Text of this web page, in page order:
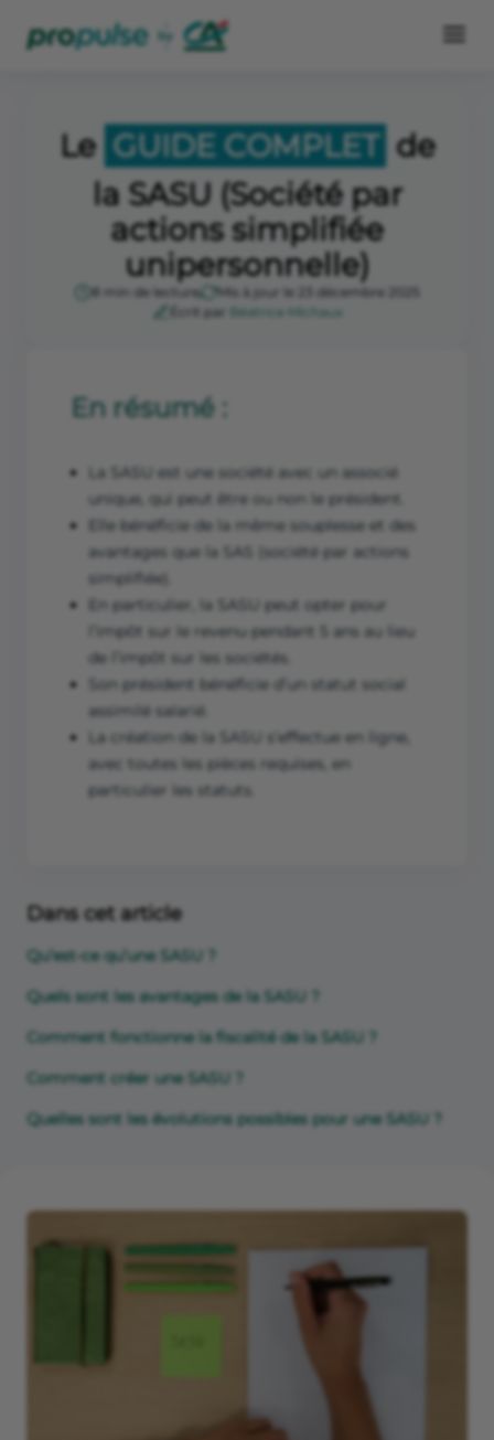
Le GUIDE COMPLET de
la SASU (Société par
actions simplifiée
unipersonnelle)
8 min de lecture
Mis à jour le 23 décembre 2025
Écrit par
Béatrice Michaux
En résumé :
La SASU est une société avec un associé
unique, qui peut être ou non le président.
Elle bénéficie de la même souplesse et des
avantages que la SAS (société par actions
simplifiée).
En particulier, la SASU peut opter pour
l’impôt sur le revenu pendant 5 ans au lieu
de l’impôt sur les sociétés.
Son président bénéficie d’un statut social
assimilé salarié.
La création de la SASU s’effectue en ligne,
avec toutes les pièces requises, en
particulier les statuts.
Dans cet article
Qu’est-ce qu’une SASU ?
Quels sont les avantages de la SASU ?
Comment fonctionne la fiscalité de la SASU ?
Comment créer une SASU ?
Quelles sont les évolutions possibles pour une SASU ?